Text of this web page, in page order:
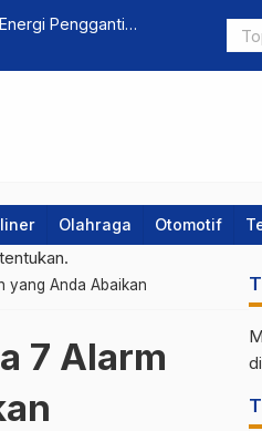
Karyawan yang
Disewa
Harga
Olahraga Otomotif
yang Anda Abaikan
7 Alarm